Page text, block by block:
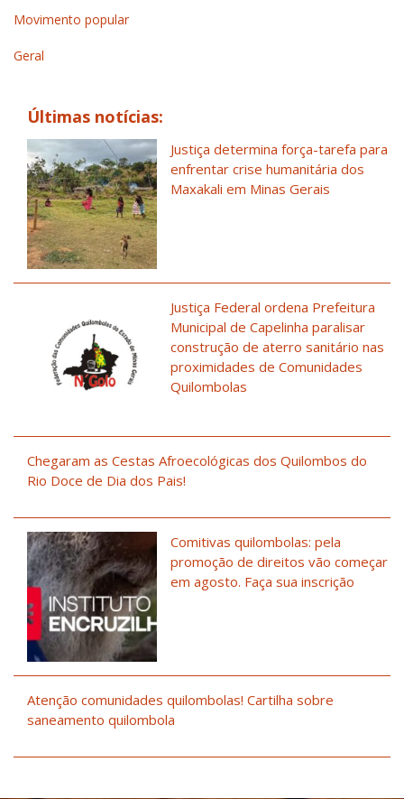
Movimento popular
Geral
Últimas notícias:
Justiça determina força-tarefa para
enfrentar crise humanitária dos
Maxakali em Minas Gerais
Justiça Federal ordena Prefeitura
Municipal de Capelinha paralisar
construção de aterro sanitário nas
proximidades de Comunidades
Quilombolas
Chegaram as Cestas Afroecológicas dos Quilombos do
Rio Doce de Dia dos Pais!
Comitivas quilombolas: pela
promoção de direitos vão começar
em agosto. Faça sua inscrição
Atenção comunidades quilombolas! Cartilha sobre
saneamento quilombola